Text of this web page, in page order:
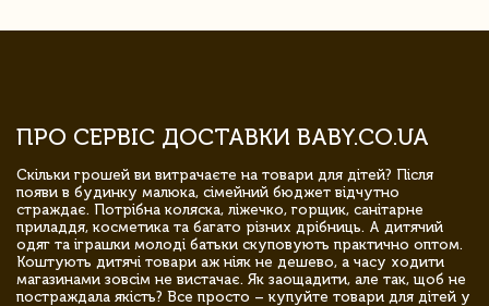
ПРО СЕРВІС ДОСТАВКИ BABY.CO.UA
Скільки грошей ви витрачаєте на товари для дітей? Після
появи в будинку малюка, сімейний бюджет відчутно
страждає. Потрібна коляска, ліжечко, горщик, санітарне
приладдя, косметика та багато різних дрібниць. А дитячий
одяг та іграшки молоді батьки скуповують практично оптом.
Коштують дитячі товари аж ніяк не дешево, а часу ходити
магазинами зовсім не вистачає. Як заощадити, але так, щоб не
постраждала якість? Все просто – купуйте товари для дітей у